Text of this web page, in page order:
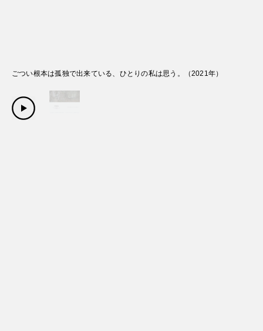
ごつい根本は孤独で出来ている、ひとりの私は思う。 （2021年）